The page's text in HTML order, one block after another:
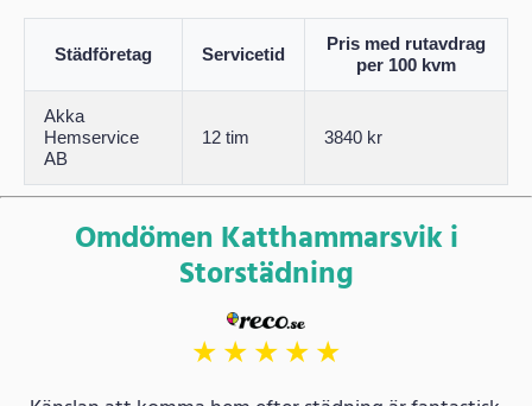
Städföretag Servicetid
Pris med rutavdrag
per 100 kvm
Akka
Hemservice
AB
12 tim 3840 kr
Omdömen Katthammarsvik i
Storstädning
★★★★★